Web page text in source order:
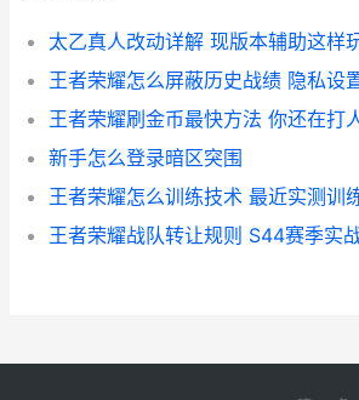
太乙真人改动详解 现版本辅助这样
王者荣耀刷金币最快方法 你还在打
新手怎么登录暗区突围
王者荣耀战队转让规则 S44赛季实